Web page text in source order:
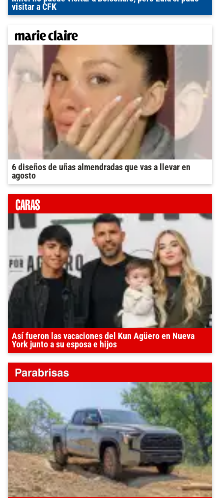
visitar a CFK
6 diseños de uñas almendradas que vas a llevar en
agosto
Así fueron las vacaciones del Kun Agüero en Nueva
York junto a su esposa e hijos